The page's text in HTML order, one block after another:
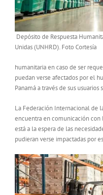
Depósito de Respuesta
Unidas (UNHRD). Foto Cortesía
humanitaria en caso de ser
puedan verse afectados por el
Panamá a través de sus usuarios
La Federación Internacional de
encuentra en comunicación con
está a la espera de las
pudieran verse impactadas por